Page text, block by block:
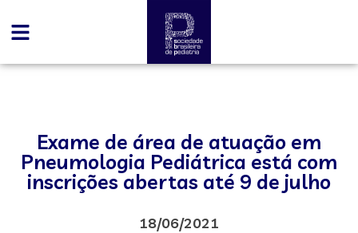
Exame de área de atuação em
Pneumologia Pediátrica está com
inscrições abertas até 9 de julho
18/06/2021